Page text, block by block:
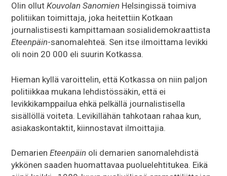
Olin ollutKouvolan Sanomien Helsingissä toimiva
politiikan toimittaja, joka heitettiin Kotkaan
journalistisesti kampittamaan sosialidemokraattista
Eteenpäin-sanomalehteä. Sen itse ilmoittama levikki
oli noin 20 000 eli suurin Kotkassa.
Hieman kyllä varoittelin, että Kotkassa on niin paljon
politiikkaa mukana lehdistössäkin, että ei
levikkikamppailua ehkä pelkällä journalistisella
sisällöllä voiteta. Levikillähän tahkotaan rahaa kun,
asiakaskontaktit, kiinnostavat ilmoittajia.
DemarienEteenpäin oli demarien sanomalehdistä
ykkönen saaden huomattavaa puoluelehtitukea. Eikä